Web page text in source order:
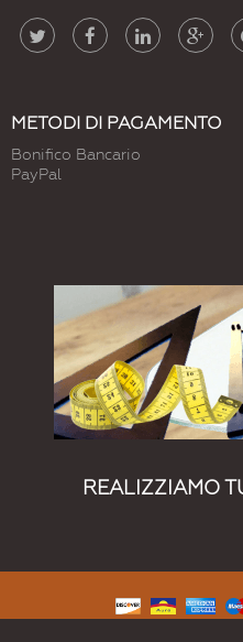
METODI DI PAGAMENTO
Bonifico Bancario
PayPal
REALIZZIAMO
© 2015 Vetreria